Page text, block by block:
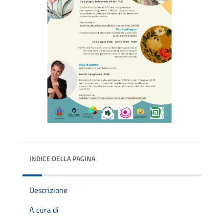
INDICE DELLA PAGINA
Descrizione
A cura di